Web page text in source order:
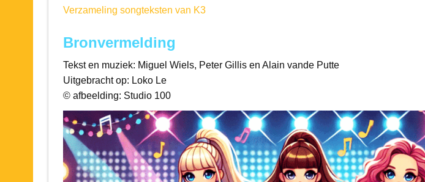
Verzameling songteksten van K3
Bronvermelding
Tekst en muziek: Miguel Wiels, Peter Gillis en Alain vande Putte
Uitgebracht op: Loko Le
© afbeelding: Studio 100